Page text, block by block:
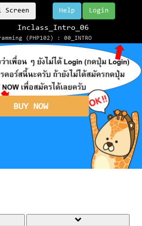
Screen Login
Help
Inclass_Intro_06
(PHP102) : 00_INTRO
BUY NOW